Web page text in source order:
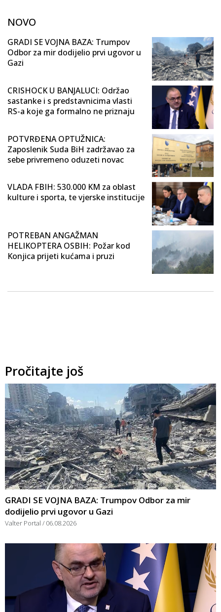
NOVO
GRADI SE VOJNA BAZA: Trumpov
Odbor za mir dodijelio prvi ugovor u
Gazi
CRISHOCK U BANJALUCI: Održao
sastanke i s predstavnicima vlasti
RS-a koje ga formalno ne priznaju
POTVRĐENA OPTUŽNICA:
Zaposlenik Suda BiH zadržavao za
sebe privremeno oduzeti novac
VLADA FBIH: 530.000 KM za oblast
kulture i sporta, te vjerske institucije
POTREBAN ANGAŽMAN
HELIKOPTERA OSBIH: Požar kod
Konjica prijeti kućama i pruzi
Pročitajte još
GRADI SE VOJNA BAZA: Trumpov Odbor za mir
dodijelio prvi ugovor u Gazi
Valter Portal 06.08.2026